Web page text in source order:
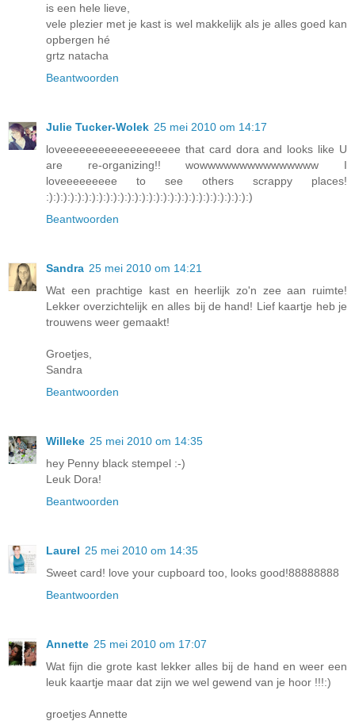
is een hele lieve,
vele plezier met je kast is wel makkelijk als je alles goed kan
opbergen hé
grtz natacha
Beantwoorden
Julie Tucker-Wolek 25 mei 2010 om 14:17
loveeeeeeeeeeeeeeeeeee that card dora and looks like U
are re-organizing!! wowwwwwwwwwwwwwww I
loveeeeeeeee to see others scrappy places!
:):):):):):):):):):):):):):):):):):):):):):):):):):):):):)
Beantwoorden
Sandra 25 mei 2010 om 14:21
Wat een prachtige kast en heerlijk zo'n zee aan ruimte!
Lekker overzichtelijk en alles bij de hand! Lief kaartje heb je
trouwens weer gemaakt!
Groetjes,
Sandra
Beantwoorden
Willeke 25 mei 2010 om 14:35
hey Penny black stempel :-)
Leuk Dora!
Beantwoorden
Laurel 25 mei 2010 om 14:35
Sweet card! love your cupboard too, looks good!88888888
Beantwoorden
Annette 25 mei 2010 om 17:07
Wat fijn die grote kast lekker alles bij de hand en weer een
leuk kaartje maar dat zijn we wel gewend van je hoor !!!:)
groetjes Annette